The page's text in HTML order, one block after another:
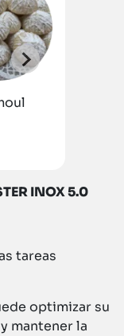
INOX 5.0
tareas
optimizar su
mantener la